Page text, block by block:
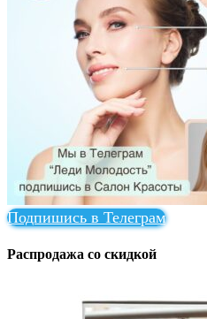
Подпишись в Телеграм
Распродажа со скидкой